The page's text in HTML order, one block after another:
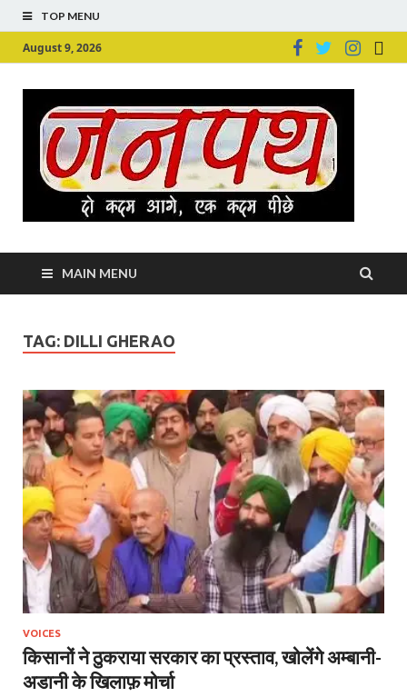
TOP MENU
August 9, 2026
MAIN MENU
TAG: DILLI GHERAO
VOICES
किसानों ने ठुकराया सरकार का प्रस्‍ताव, खोलेंगे अम्‍बानी-
अडानी के खिलाफ़ मोर्चा